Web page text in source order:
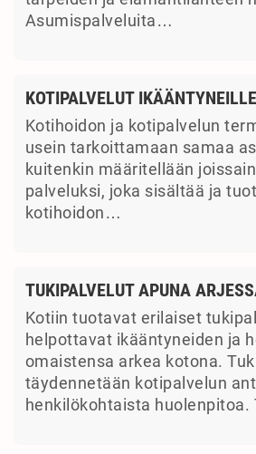
Asumispalveluita…
KOTIPALVELUT IKÄÄNTYNEILLE
Kotihoidon ja kotipalvelun
usein tarkoittamaan samaa
kuitenkin määritellään
palveluksi, joka sisältää ja
kotihoidon…
TUKIPALVELUT APUNA
Kotiin tuotavat erilaiset
helpottavat ikääntyneiden ja
omaistensa arkea kotona.
täydennetään kotipalvelun
henkilökohtaista